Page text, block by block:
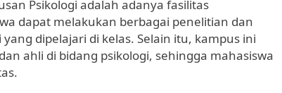
Psikologi adalah adanya fasilitas
dapat melakukan berbagai penelitian dan
dipelajari di kelas. Selain itu, kampus ini
ahli di bidang psikologi, sehingga mahasiswa